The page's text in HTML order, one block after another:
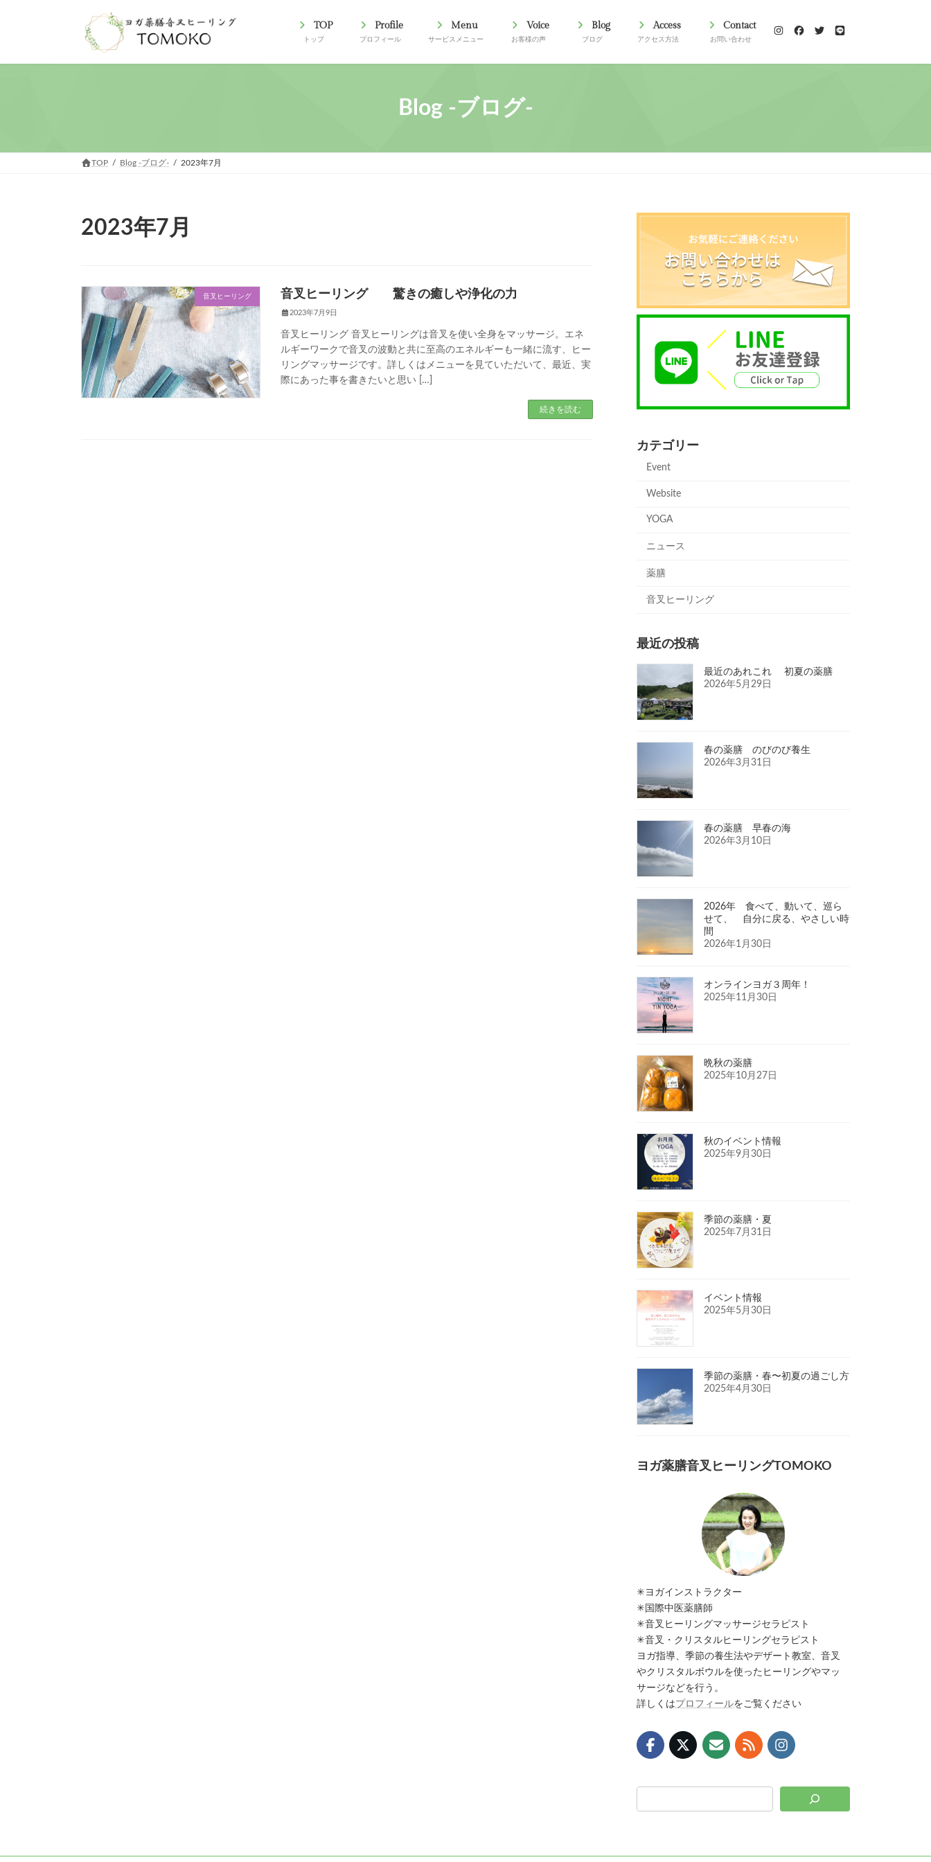
ツ
シ
TOP
トップ
Profile
プロフィール
Menu
サービスメニュー
Voice
お客様の声
Blog
ブログ
Access
アクセス方法
Contact
お問い合わせ
Blog -ブログ-
TOP Blog -ブログ- 2023年7月
2023年7月
音叉ヒーリング 音叉ヒーリング 驚きの癒しや浄化の力
2023年7月9日
音叉ヒーリング 音叉ヒーリングは音叉を使い全身をマッサージ。エネ
ルギーワークで音叉の波動と共に至高のエネルギーも一緒に流す、ヒー
リングマッサージです。詳しくはメニューを見ていただいて、最近、実
際にあった事を書きたいと思い […]
続きを読む
カテゴリー
Event
Website
YOGA
ニュース
薬膳
音叉ヒーリング
最近の投稿
最近のあれこれ 初夏の薬膳
2026年5月29日
春の薬膳 のびのび養生
2026年3月31日
春の薬膳 早春の海
2026年3月10日
2026年 食べて、動いて、巡ら
せて、 自分に戻る、やさしい時
間
2026年1月30日
オンラインヨガ３周年！
2025年11月30日
晩秋の薬膳
2025年10月27日
秋のイベント情報
2025年9月30日
季節の薬膳・夏
2025年7月31日
イベント情報
2025年5月30日
季節の薬膳・春〜初夏の過ごし方
2025年4月30日
ヨガ薬膳音叉ヒーリングTOMOKO
✳︎ヨガインストラクター
✳︎国際中医薬膳師
✳︎音叉ヒーリングマッサージセラピスト
✳︎音叉・クリスタルヒーリングセラピスト
ヨガ指導、季節の養生法やデザート教室、音叉
やクリスタルボウルを使ったヒーリングやマッ
サージなどを行う。
詳しくはプロフィールをご覧ください